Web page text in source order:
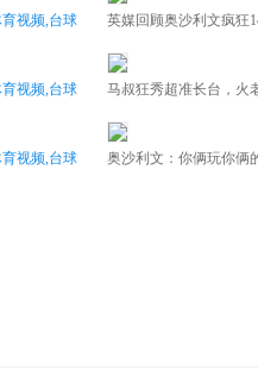
视频,台球
视频,台球
视频,台球